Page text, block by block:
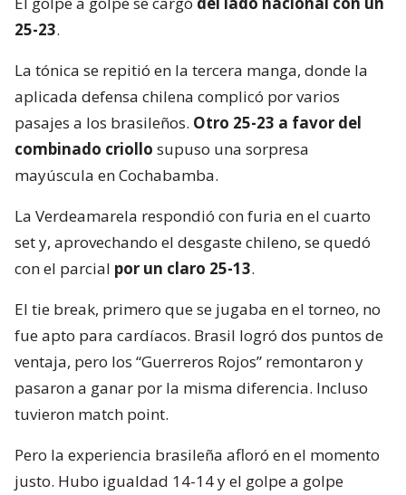
25-23.
La tónica se repitió en la tercera manga, donde la
aplicada defensa chilena complicó por varios
pasajes a los brasileños. Otro 25-23 a favor del
combinado criollo supuso una sorpresa
mayúscula en Cochabamba.
La Verdeamarela respondió con furia en el cuarto
set y, aprovechando el desgaste chileno, se quedó
con el parcial por un claro 25-13.
El tie break, primero que se jugaba en el torneo, no
fue apto para cardíacos. Brasil logró dos puntos de
ventaja, pero los “Guerreros Rojos” remontaron y
pasaron a ganar por la misma diferencia. Incluso
tuvieron match point.
Pero la experiencia brasileña afloró en el momento
justo. Hubo igualdad 14-14 y el golpe a golpe